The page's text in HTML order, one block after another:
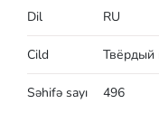
Dil RU
Cild Твёрдый
Səhifə sayı 496